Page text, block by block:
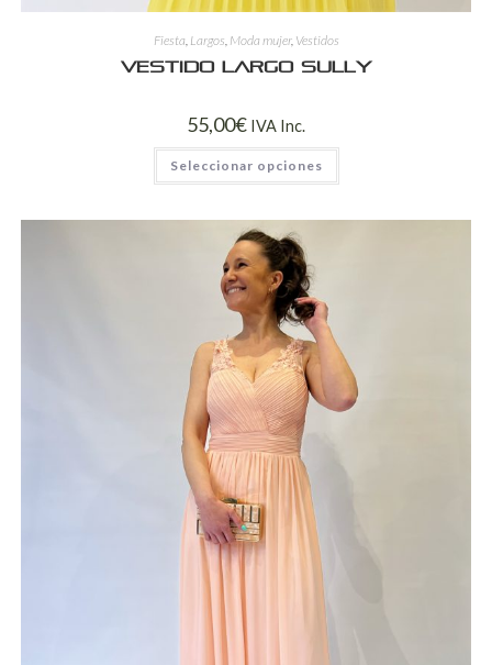
Fiesta Largos Moda mujer, Vestidos
Vestido largo Sully
55,00€ IVA Inc.
Seleccionar opciones